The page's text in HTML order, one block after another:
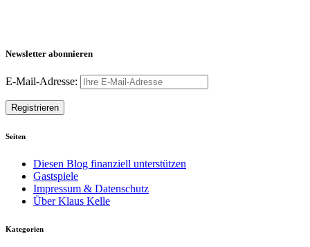
Newsletter abonnieren
E-Mail-Adresse:
Seiten
Diesen Blog finanziell unterstützen
Gastspiele
Impressum & Datenschutz
Über Klaus Kelle
Kategorien